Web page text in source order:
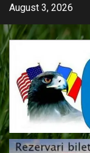
Skip
content
August 3, 2026